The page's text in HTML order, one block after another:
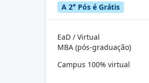
A 2° Pós é Grátis
EaD / Virtual
MBA (pós-graduação)
Campus 100% virtual